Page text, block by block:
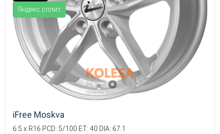
Яндекс.сплит
iFree Moskva
6.5 x R16 PCD: 5/100 ET: 40 DIA: 67.1